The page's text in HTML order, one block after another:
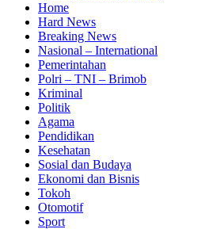
Home
Hard News
Breaking News
Nasional – International
Pemerintahan
Polri – TNI – Brimob
Kriminal
Politik
Agama
Pendidikan
Kesehatan
Sosial dan Budaya
Ekonomi dan Bisnis
Tokoh
Otomotif
Sport